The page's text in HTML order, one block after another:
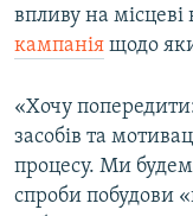
ДОЛУЧАЙСЯ!
Усі сайти RFE/RL
впливу на
кампанія щодо
«Хочу
засобів та
процесу. Ми
спроби побудови